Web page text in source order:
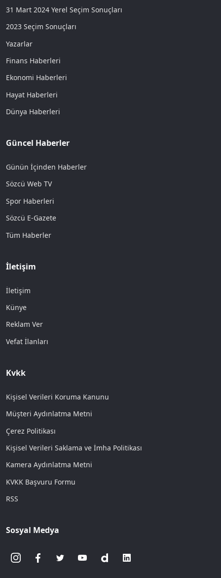
31 Mart 2024 Yerel Seçim Sonuçları
2023 Seçim Sonuçları
Yazarlar
Finans Haberleri
Ekonomi Haberleri
Hayat Haberleri
Dünya Haberleri
Güncel Haberler
Günün İçinden Haberler
Sözcü Web TV
Spor Haberleri
Sözcü E-Gazete
Tüm Haberler
İletişim
İletişim
Künye
Reklam Ver
Vefat İlanları
Kvkk
Kişisel Verileri Koruma Kanunu
Müşteri Aydınlatma Metni
Çerez Politikası
Kişisel Verileri Saklama ve İmha Politikası
Kamera Aydınlatma Metni
KVKK Başvuru Formu
RSS
Sosyal Medya